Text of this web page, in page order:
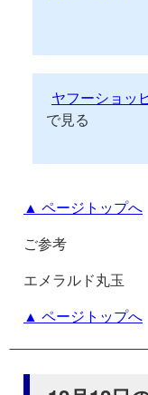
ヤフーショッ
で見る
▲ ページトップへ
ご参考
エメラルド丸玉
▲ ページトップへ